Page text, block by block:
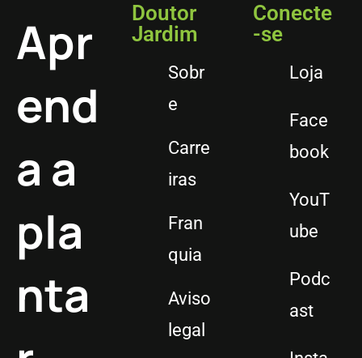
Apr
end
a a
pla
nta
Doutor
Jardim
Sobr
e
Carre
iras
Fran
quia
Aviso
legal
Conecte
-se
Loja
Face
book
YouT
ube
Podc
ast